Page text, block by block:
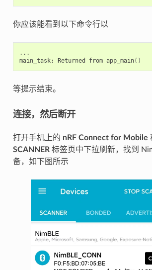
你应该能看到以下命令行以
...
main_task:
Returned from app_main()
等提示结束。
连接，然后断开
打开手机上的 nRF Connect for Mobile
SCANNER标签页中下拉刷新，找到
备，如下图所示